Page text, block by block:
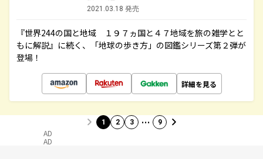
2021.03.18 発売
『世界244の国と地域 １９７ヵ国と４７地域を旅の雑学とと
もに解説』に続く、「地球の歩き方」の図鑑シリーズ第２弾が
登場！
詳細を見る
1 2 3 … 9
AD
AD